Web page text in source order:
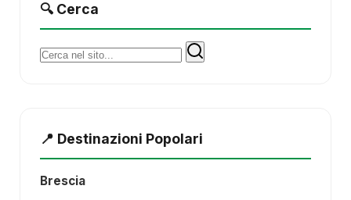
🔍 Cerca
Cerca:
📍 Destinazioni Popolari
Brescia